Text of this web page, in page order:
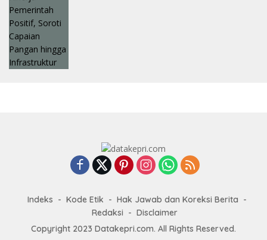
Indeks Kode Etik
Hak Jawab dan Koreksi Berita
Redaksi
Disclaimer
Copyright 2023 Datakepri.com. All Rights Reserved.